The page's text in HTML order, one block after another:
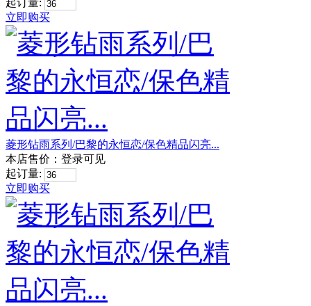
起订量:
立即购买
菱形钻雨系列/巴黎的永恒恋/保色精品闪亮...
本店售价： 登录可见
起订量:
立即购买